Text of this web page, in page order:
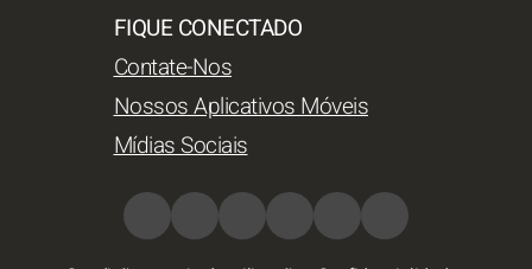
FIQUE CONECTADO
Contate-Nos
Nossos Aplicativos Móveis
Mídias Sociais